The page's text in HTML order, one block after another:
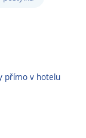
přímo v hotelu